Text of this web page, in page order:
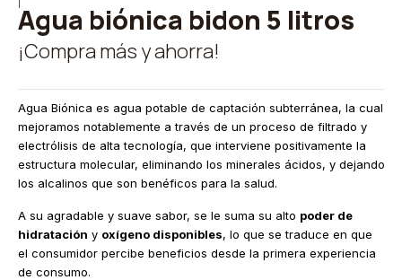
Agua biónica bidon 5 litros
¡Compra más y ahorra!
Agua Biónica es agua potable de captación subterránea, la cual
mejoramos notablemente a través de un proceso de filtrado y
electrólisis de alta tecnología, que interviene positivamente la
estructura molecular, eliminando los minerales ácidos, y dejando
los alcalinos que son benéficos para la salud.
A su agradable y suave sabor, se le suma su alto poder de
hidratación y oxígeno disponibles, lo que se traduce en que
el consumidor percibe beneficios desde la primera experiencia
de consumo.